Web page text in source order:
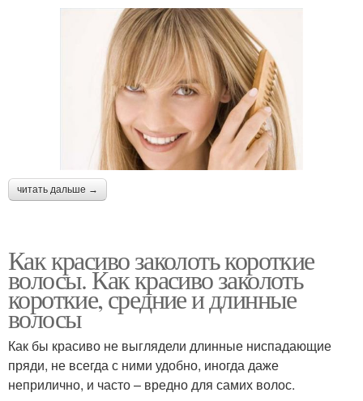
читать дальше →
Как красиво заколоть короткие
волосы. Как красиво заколоть
короткие, средние и длинные
волосы
Как бы красиво не выглядели длинные ниспадающие
пряди, не всегда с ними удобно, иногда даже
неприлично, и часто – вредно для самих волос.